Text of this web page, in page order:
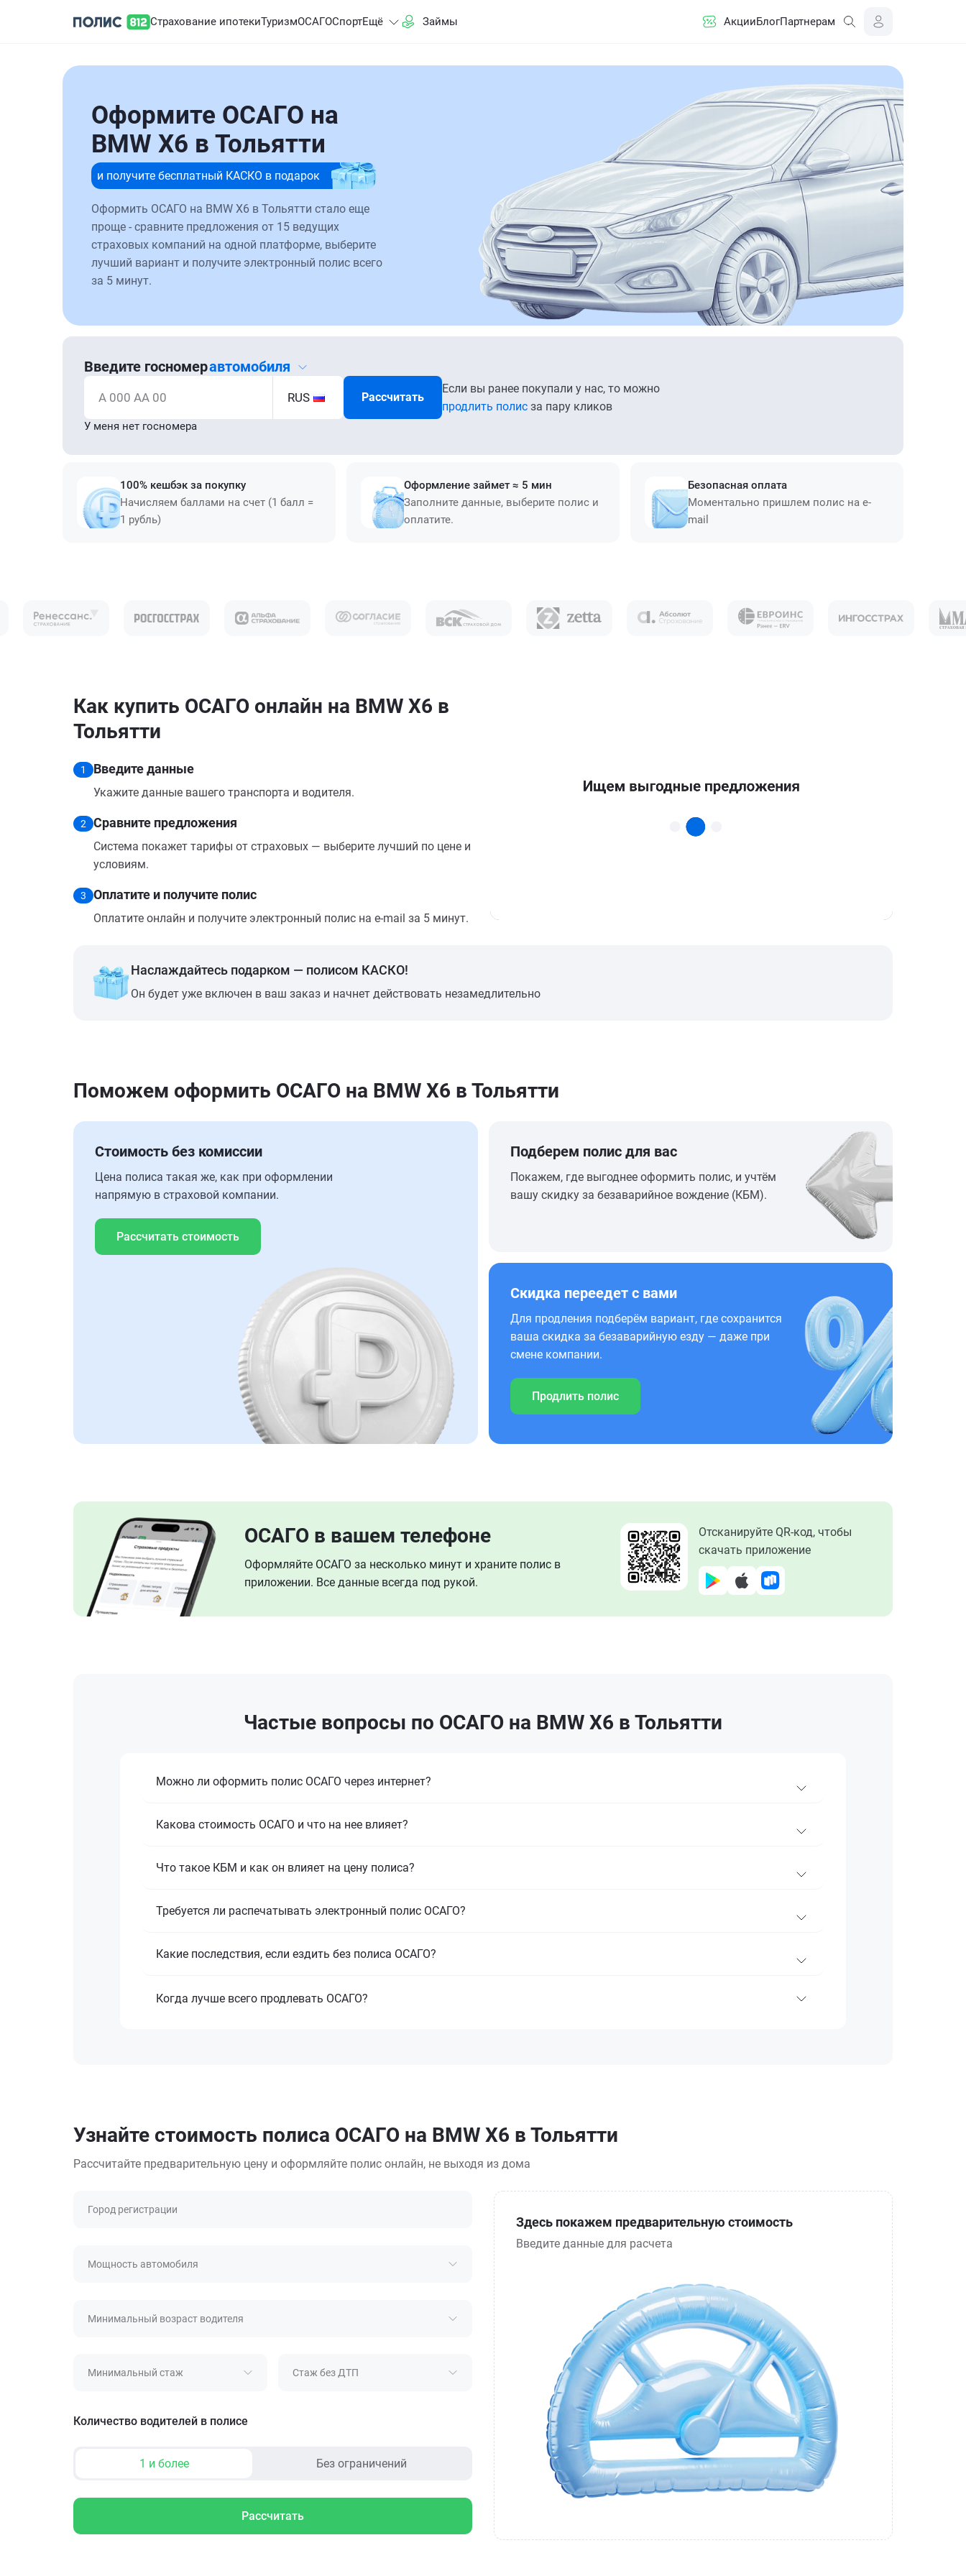
Страхование ипотекиТуризмОСАГОСпортЕщё Займы АкцииБлогПартнерам
Оформите ОСАГО на
BMW X6 в Тольятти
и получите бесплатный КАСКО в подарок
Оформить ОСАГО на BMW X6 в Тольятти стало еще
проще - сравните предложения от 15 ведущих
страховых компаний на одной платформе, выберите
лучший вариант и получите электронный полис всего
за 5 минут.
Введите госномеравтомобиля
А 000 АА 00 RUS Рассчитать
Если вы ранее покупали у нас, то можно
продлить полис за пару кликов
У меня нет госномера
100% кешбэк за покупку
Начисляем баллами на счет (1 балл =
1 рубль)
Оформление займет ≈ 5 мин
Заполните данные, выберите полис и
оплатите.
Безопасная оплата
Моментально пришлем полис на e-
mail
Как купить ОСАГО онлайн на BMW X6 в
Тольятти
1 Введите данные
Укажите данные вашего транспорта и водителя.
2 Сравните предложения
Система покажет тарифы от страховых — выберите лучший по цене и
условиям.
3 Оплатите и получите полис
Оплатите онлайн и получите электронный полис на e-mail за 5 минут.
Наслаждайтесь подарком — полисом КАСКО!
Он будет уже включен в ваш заказ и начнет действовать незамедлительно
Поможем оформить ОСАГО на BMW X6 в Тольятти
Стоимость без комиссии
Цена полиса такая же, как при оформлении
напрямую в страховой компании.
Рассчитать стоимость
Подберем полис для вас
Покажем, где выгоднее оформить полис, и учтём
вашу скидку за безаварийное вождение (КБМ).
Скидка переедет с вами
Для продления подберём вариант, где сохранится
ваша скидка за безаварийную езду — даже при
смене компании.
Продлить полис
ОСАГО в вашем телефоне
Оформляйте ОСАГО за несколько минут и храните полис в
приложении. Все данные всегда под рукой.
Отсканируйте QR-код, чтобы
скачать приложение
Частые вопросы по ОСАГО на BMW X6 в Тольятти
Можно ли оформить полис ОСАГО через интернет?
Какова стоимость ОСАГО и что на нее влияет?
Что такое КБМ и как он влияет на цену полиса?
Требуется ли распечатывать электронный полис ОСАГО?
Какие последствия, если ездить без полиса ОСАГО?
Когда лучше всего продлевать ОСАГО?
Узнайте стоимость полиса ОСАГО на BMW X6 в Тольятти
Рассчитайте предварительную цену и оформляйте полис онлайн, не выходя из дома
Город регистрации
Мощность автомобиля
Минимальный возраст водителя
Минимальный стаж Стаж без ДТП
Количество водителей в полисе
1 и более Без ограничений
Рассчитать
Здесь покажем предварительную стоимость
Введите данные для расчета